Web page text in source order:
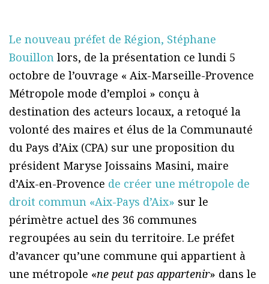
Le nouveau préfet de Région, Stéphane
Bouillon lors, de la présentation ce lundi 5
octobre de l’ouvrage « Aix-Marseille-Provence
Métropole mode d’emploi » conçu à
destination des acteurs locaux, a retoqué la
volonté des maires et élus de la Communauté
du Pays d’Aix (CPA) sur une proposition du
président Maryse Joissains Masini, maire
d’Aix-en-Provence de créer une métropole de
droit commun «Aix-Pays d’Aix» sur le
périmètre actuel des 36 communes
regroupées au sein du territoire. Le préfet
d’avancer qu’une commune qui appartient à
une métropole «ne peut pas appartenir» dans le